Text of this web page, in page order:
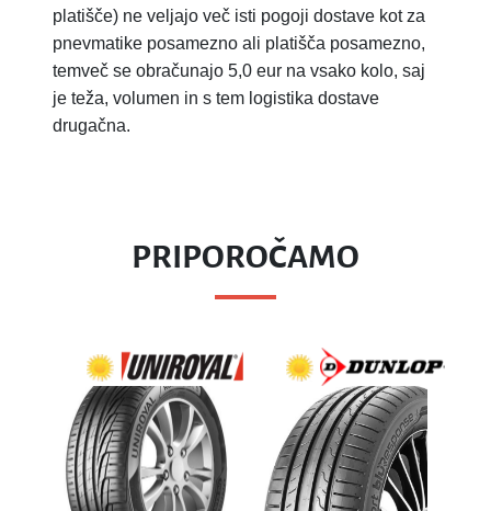
platišče) ne veljajo več isti pogoji dostave kot za
pnevmatike posamezno ali platišča posamezno,
temveč se obračunajo 5,0 eur na vsako kolo, saj
je teža, volumen in s tem logistika dostave
drugačna.
PRIPOROČAMO